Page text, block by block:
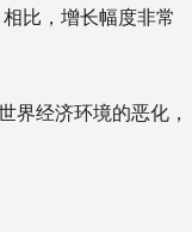
比，增长幅度非常
界经济环境的恶化，